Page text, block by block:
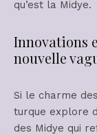
qu’est la Midye.
Innovations
nouvelle
Si le charme
turque explore
des Midye qui